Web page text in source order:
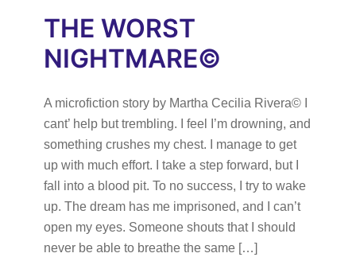
THE WORST
NIGHTMARE©
A microfiction story by Martha Cecilia Rivera© I
cant’ help but trembling. I feel I’m drowning, and
something crushes my chest. I manage to get
up with much effort. I take a step forward, but I
fall into a blood pit. To no success, I try to wake
up. The dream has me imprisoned, and I can’t
open my eyes. Someone shouts that I should
never be able to breathe the same […]